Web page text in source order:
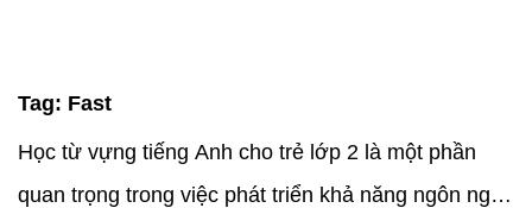
Tag: Fast
Học từ vựng tiếng Anh cho trẻ lớp 2 là một phần
quan trọng trong việc phát triển khả năng ngôn ngữ